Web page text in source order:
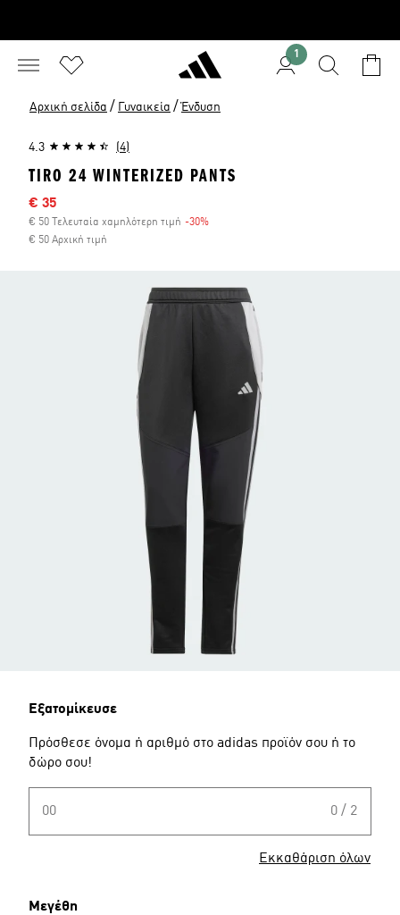
1
Αρχική σελίδα / Γυναικεία / Ένδυση
4.3 (4)
TIRO 24 WINTERIZED PANTS
Τιμή έκπτωσης
€ 35
€ 50 Τελευταία χαμηλότερη τιμή -30%
€ 50 Αρχική τιμή
Εξατομίκευσε
Πρόσθεσε όνομα ή αριθμό στο adidas προϊόν σου ή το
δώρο σου!
00 0 / 2
Εκκαθάριση όλων
Μεγέθη